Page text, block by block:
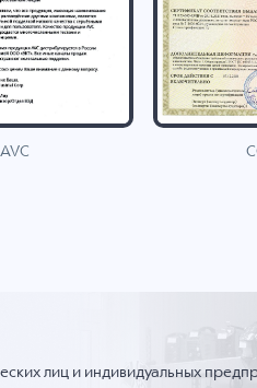
AVC
лиц и индивидуальных